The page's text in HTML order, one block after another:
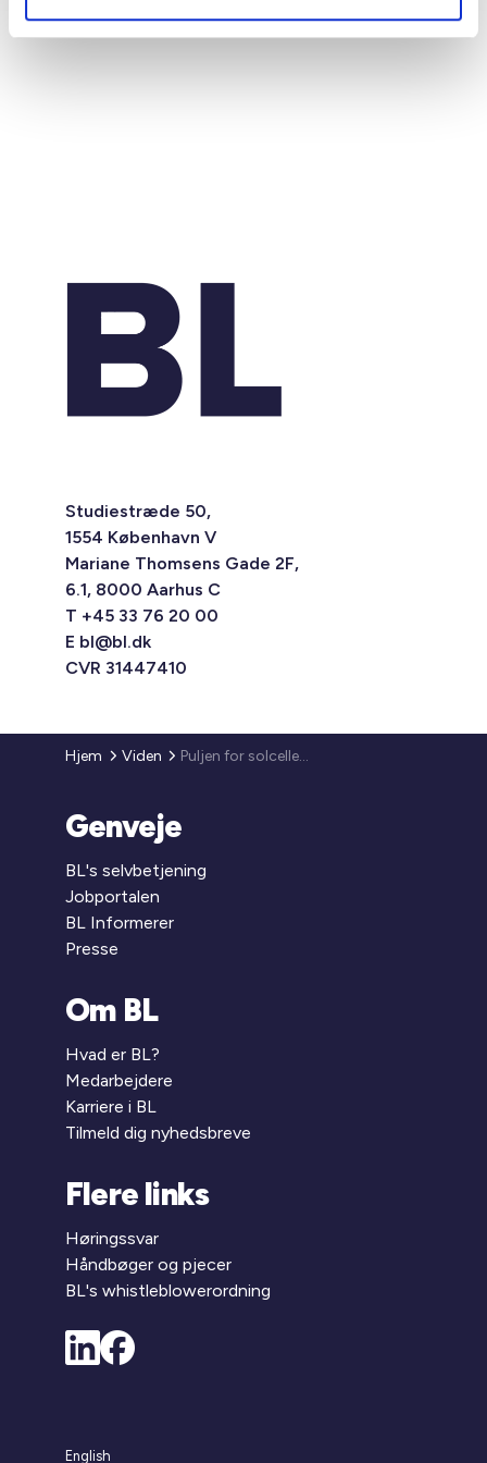
Studiestræde 50,
1554 København V
Mariane Thomsens Gade 2F,
6.1, 8000 Aarhus C
T +45 33 76 20 00
E bl@bl.dk
CVR 31447410
Hjem Viden Puljen for solceller på etageboligbygninger åbner 30. september 2025
Genveje
BL's selvbetjening
Jobportalen
BL Informerer
Presse
Om BL
Hvad er BL?
Medarbejdere
Karriere i BL
Tilmeld dig nyhedsbreve
Flere links
Høringssvar
Håndbøger og pjecer
BL's whistleblowerordning
English